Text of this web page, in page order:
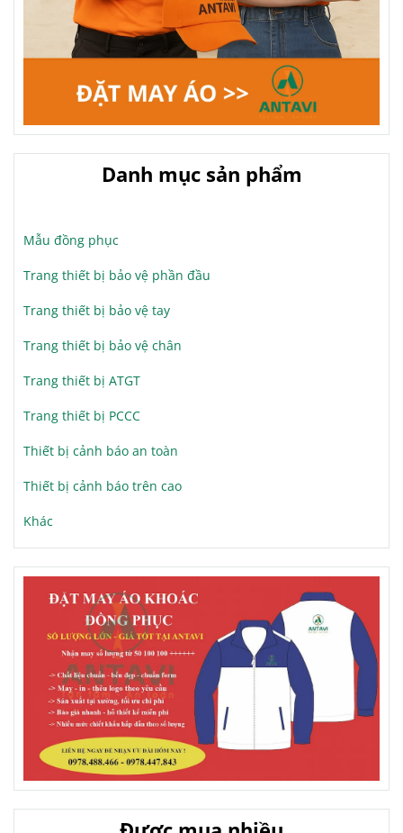
Danh mục sản phẩm
Mẫu đồng phục
Trang thiết bị bảo vệ phần đầu
Trang thiết bị bảo vệ tay
Trang thiết bị bảo vệ chân
Trang thiết bị ATGT
Trang thiết bị PCCC
Thiết bị cảnh báo an toàn
Thiết bị cảnh báo trên cao
Khác